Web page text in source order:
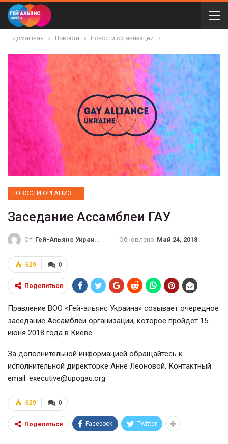
Домашняя Новости Новости организации
Заседание Ассамблеи ГАУ
От Гей-Альянс Украина Обновлено Май 24, 2018
0
629
Поделиться
Правление ВОО «Гей-альянс Украина» созывает очередное
заседание Ассамблеи организации, которое пройдет 15
июня 2018 года в Киеве.
За дополнительной информацией обращайтесь к
исполнительной директорке Анне Леоновой. Контактный
email: executive@upogau.org
0
629
Поделиться Facebook Twitter